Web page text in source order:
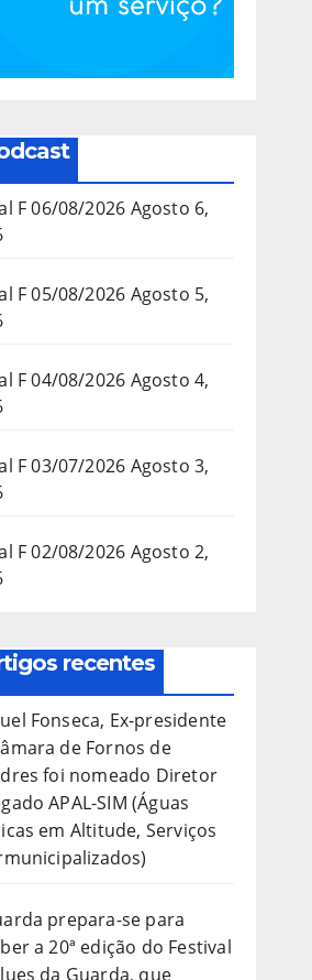
F 06/08/2026 Agosto 6,
F 05/08/2026 Agosto 5,
F 04/08/2026 Agosto 4,
F 03/07/2026 Agosto 3,
F 02/08/2026 Agosto 2,
recentes
Fonseca, Ex-presidente
de Fornos de
foi nomeado Diretor
APAL-SIM (Águas
em Altitude, Serviços
prepara-se para
a 20ª edição do Festival
da Guarda, que